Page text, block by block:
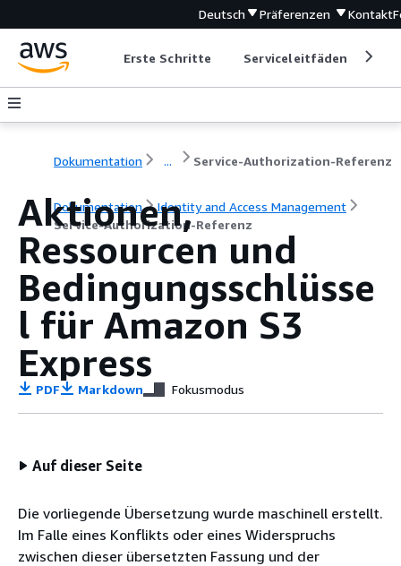
Deutsch Präferenzen Kontakt
Erste Schritte Serviceleitfäden
Dokumentation ... Service-Authorization-Referenz
Dokumentation
Identity and Access Management
Service-Authorization-Referenz
Aktionen,
Ressourcen und
Bedingungsschlüsse
l für Amazon S3
Express
PDF Markdown Fokusmodus
Auf dieser Seite
Die vorliegende Übersetzung wurde maschinell erstellt.
Im Falle eines Konflikts oder eines Widerspruchs
zwischen dieser übersetzten Fassung und der